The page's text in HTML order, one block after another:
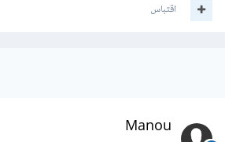
اقتباس
Manou